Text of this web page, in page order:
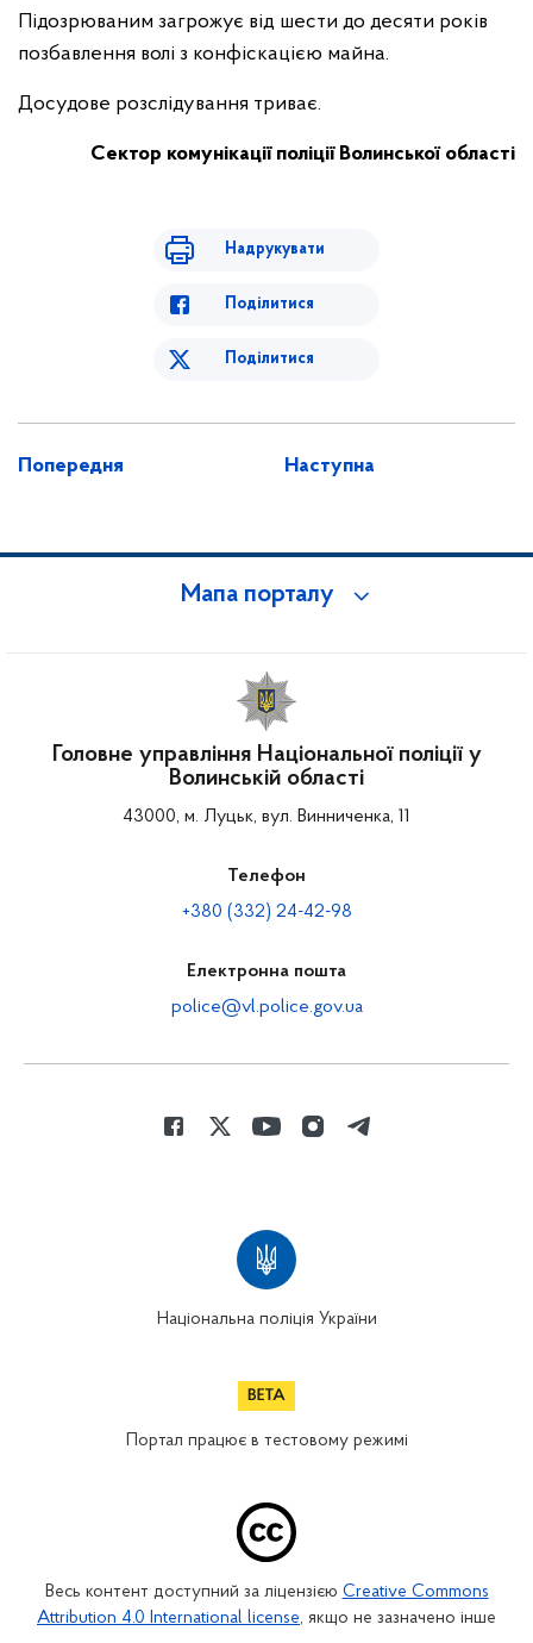
Підозрюваним загрожує від шести до десяти років
позбавлення волі з конфіскацією майна.
Досудове розслідування триває.
Сектор комунікації поліції Волинської області
Надрукувати
Поділитися
Поділитися
Попередня Наступна
Мапа порталу
Головне управління Національної поліції у
Волинській області
43000, м. Луцьк, вул. Винниченка, 11
Телефон
+380 (332) 24-42-98
Електронна пошта
police@vl.police.gov.ua
Національна поліція України
Портал працює в тестовому режимі
Весь контент доступний за ліцензією Creative Commons
Attribution 4.0 International license, якщо не зазначено інше